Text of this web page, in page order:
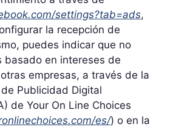
settings?tab=ads,
la recepción de
puedes indicar que no
basado en intereses de
empresas, a través de la
Publicidad Digital
de Your On Line Choices
es/) o en la